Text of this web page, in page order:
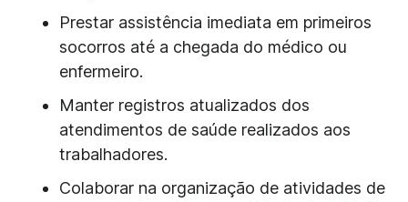
Prestar assistência imediata em primeiros
socorros até a chegada do médico ou
enfermeiro.
Manter registros atualizados dos
atendimentos de saúde realizados aos
trabalhadores.
Colaborar na organização de atividades de